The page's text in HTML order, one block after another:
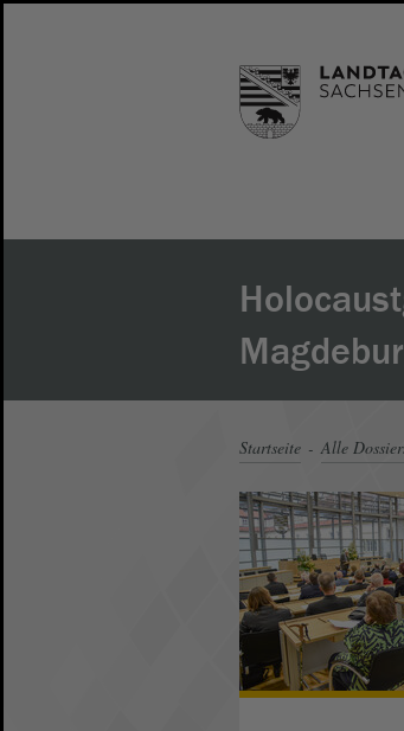
Startseite Alle